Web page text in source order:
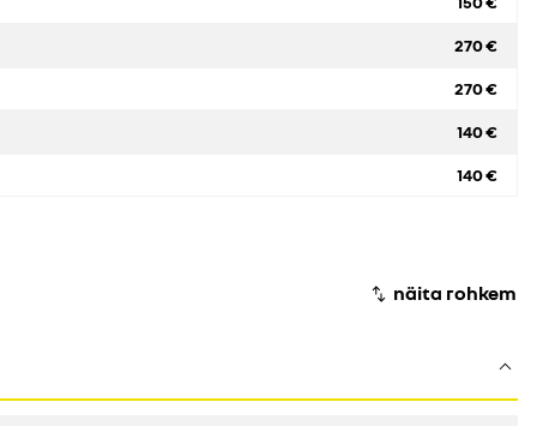
270 €
270 €
140 €
140 €